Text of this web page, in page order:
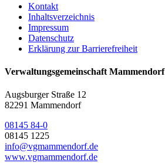
Kontakt
Inhaltsverzeichnis
Impressum
Datenschutz
Erklärung zur Barrierefreiheit
Verwaltungsgemeinschaft Mammendorf
Augsburger Straße 12
82291 Mammendorf
08145 84-0
08145 1225
info@vgmammendorf.de
www.vgmammendorf.de